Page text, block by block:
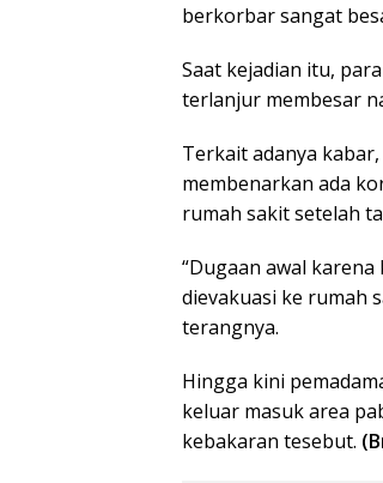
berkorbar sangat
Saat kejadian itu,
terlanjur membesar
Terkait adanya
membenarkan ada
rumah sakit setelah
“Dugaan awal
dievakuasi ke rumah
terangnya.
Hingga kini
keluar masuk area
kebakaran tesebut.